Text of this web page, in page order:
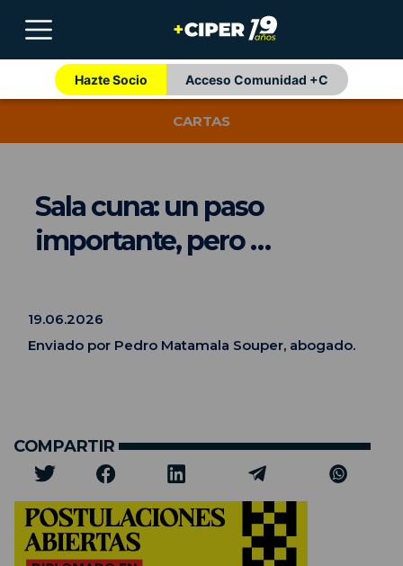
Hazte Socio Acceso Comunidad +C
CARTAS
Sala cuna: un paso
importante, pero …
19.06.2026
Enviado por Pedro Matamala Souper, abogado.
COMPARTIR